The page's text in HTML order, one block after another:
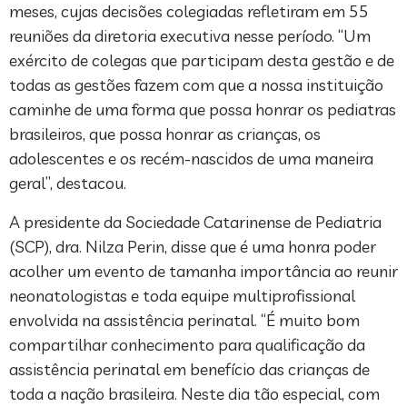
meses, cujas decisões colegiadas refletiram em 55
reuniões da diretoria executiva nesse período. “Um
exército de colegas que participam desta gestão e de
todas as gestões fazem com que a nossa instituição
caminhe de uma forma que possa honrar os pediatras
brasileiros, que possa honrar as crianças, os
adolescentes e os recém-nascidos de uma maneira
geral”, destacou.
A presidente da Sociedade Catarinense de Pediatria
(SCP), dra. Nilza Perin, disse que é uma honra poder
acolher um evento de tamanha importância ao reunir
neonatologistas e toda equipe multiprofissional
envolvida na assistência perinatal. “É muito bom
compartilhar conhecimento para qualificação da
assistência perinatal em benefício das crianças de
toda a nação brasileira. Neste dia tão especial, com